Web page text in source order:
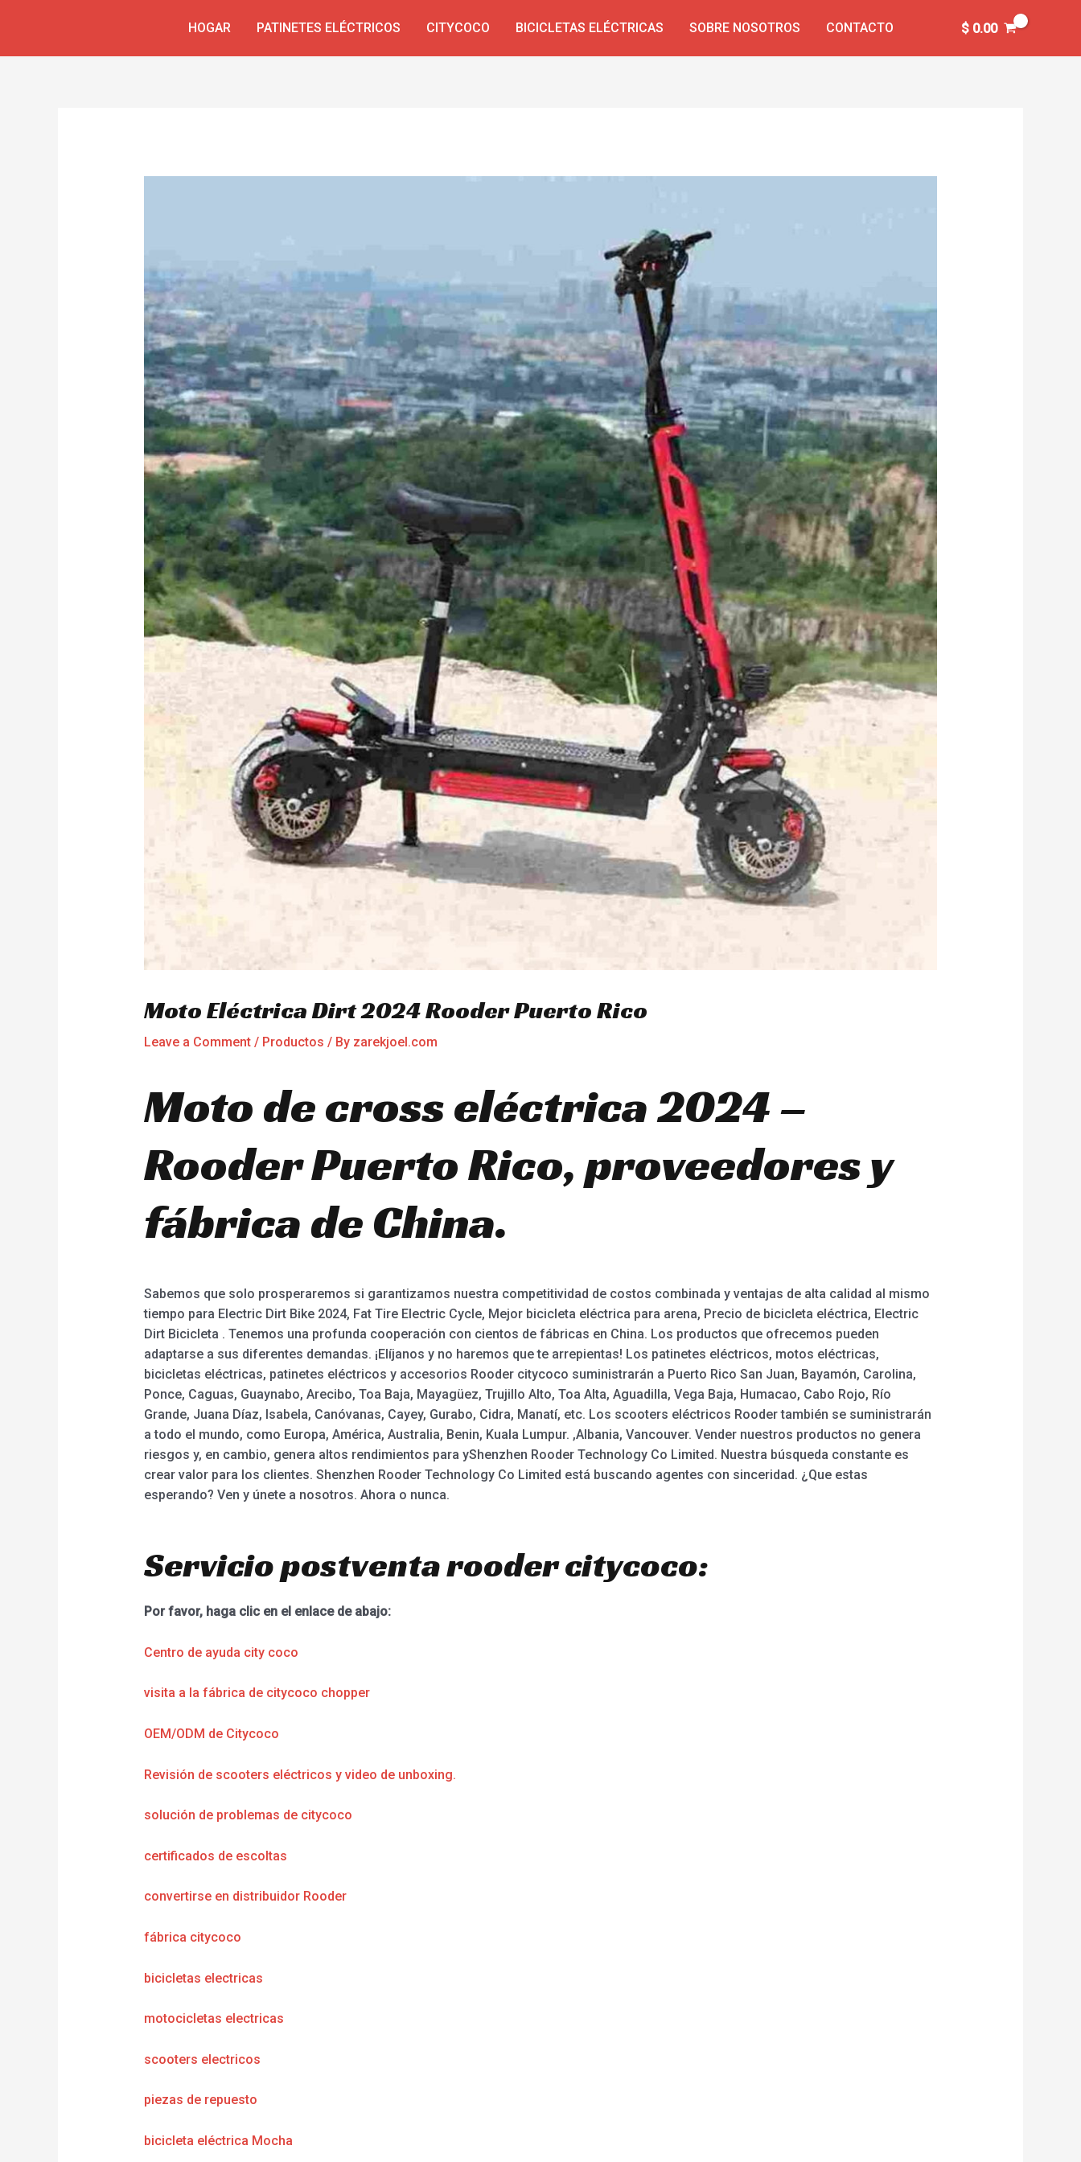
HOGAR PATINETES ELÉCTRICOS CITYCOCO BICICLETAS ELÉCTRICAS SOBRE NOSOTROS CONTACTO $0.00
Moto Eléctrica Dirt 2024 Rooder Puerto Rico
Leave a Comment / Productos / By zarekjoel.com
Moto de cross eléctrica 2024 –
Rooder Puerto Rico, proveedores y
fábrica de China.
Sabemos que solo prosperaremos si garantizamos nuestra competitividad de costos combinada y ventajas de alta calidad al mismo
tiempo para Electric Dirt Bike 2024, Fat Tire Electric Cycle, Mejor bicicleta eléctrica para arena, Precio de bicicleta eléctrica, Electric
Dirt Bicicleta . Tenemos una profunda cooperación con cientos de fábricas en China. Los productos que ofrecemos pueden
adaptarse a sus diferentes demandas. ¡Elíjanos y no haremos que te arrepientas! Los patinetes eléctricos, motos eléctricas,
bicicletas eléctricas, patinetes eléctricos y accesorios Rooder citycoco suministrarán a Puerto Rico San Juan, Bayamón, Carolina,
Ponce, Caguas, Guaynabo, Arecibo, Toa Baja, Mayagüez, Trujillo Alto, Toa Alta, Aguadilla, Vega Baja, Humacao, Cabo Rojo, Río
Grande, Juana Díaz, Isabela, Canóvanas, Cayey, Gurabo, Cidra, Manatí, etc. Los scooters eléctricos Rooder también se suministrarán
a todo el mundo, como Europa, América, Australia, Benin, Kuala Lumpur. ,Albania, Vancouver. Vender nuestros productos no genera
riesgos y, en cambio, genera altos rendimientos para yShenzhen Rooder Technology Co Limited. Nuestra búsqueda constante es
crear valor para los clientes. Shenzhen Rooder Technology Co Limited está buscando agentes con sinceridad. ¿Que estas
esperando? Ven y únete a nosotros. Ahora o nunca.
Servicio postventa rooder citycoco:
Por favor, haga clic en el enlace de abajo:
Centro de ayuda city coco
visita a la fábrica de citycoco chopper
OEM/ODM de Citycoco
Revisión de scooters eléctricos y video de unboxing.
solución de problemas de citycoco
certificados de escoltas
convertirse en distribuidor Rooder
fábrica citycoco
bicicletas electricas
motocicletas electricas
scooters electricos
piezas de repuesto
bicicleta eléctrica Mocha